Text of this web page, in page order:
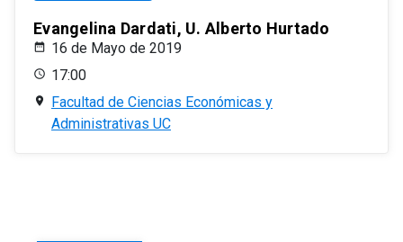
Evangelina Dardati, U. Alberto Hurtado
16 de Mayo de 2019
17:00
Facultad de Ciencias Económicas y
Administrativas UC